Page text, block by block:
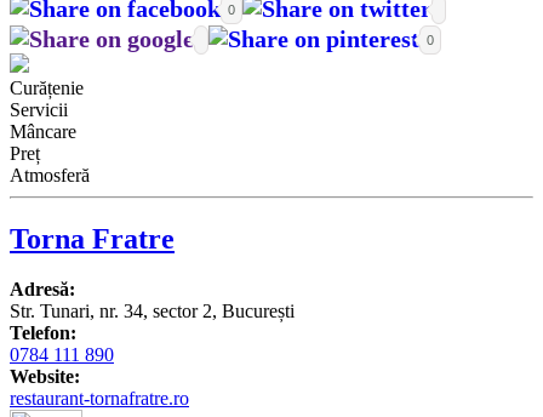
0
0
Curățenie
Servicii
Mâncare
Preț
Atmosferă
Torna Fratre
Adresă:
Str. Tunari, nr. 34, sector 2, București
Telefon:
0784 111 890
Website:
restaurant-tornafratre.ro